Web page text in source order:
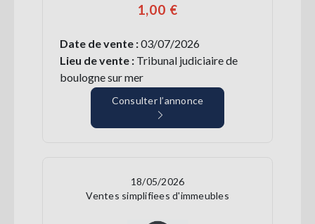
1,00 €
Date de vente :03/07/2026
Lieu de vente : Tribunal judiciaire de
boulogne sur mer
Consulter l’annonce
18/05/2026
Ventes simplifiees d'immeubles